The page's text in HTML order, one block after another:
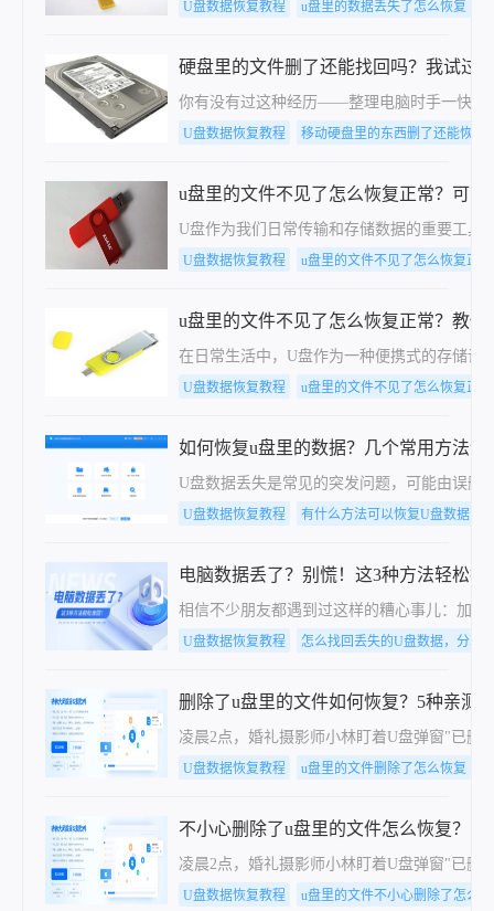
U盘数据恢复教程 u盘里的数据丢失了怎么恢复
硬盘里的文件删了还能找回吗？我试过
你有没有过这种经历——整理电脑时手一快，
U盘数据恢复教程 移动硬盘里的东西删了还能恢复
u盘里的文件不见了怎么恢复正常？可以
U盘作为我们日常传输和存储数据的重要工具
U盘数据恢复教程 u盘里的文件不见了怎么恢复正常
u盘里的文件不见了怎么恢复正常？教你
在日常生活中，U盘作为一种便携式的存储设
U盘数据恢复教程 u盘里的文件不见了怎么恢复正常
如何恢复u盘里的数据？几个常用方法详
U盘数据丢失是常见的突发问题，可能由误删
U盘数据恢复教程 有什么方法可以恢复U盘数据，
电脑数据丢了？别慌！这3种方法轻松找
相信不少朋友都遇到过这样的糟心事儿：加
U盘数据恢复教程 怎么找回丢失的U盘数据，分享
删除了u盘里的文件如何恢复？5种亲测
凌晨2点，婚礼摄影师小林盯着U盘弹窗"已
U盘数据恢复教程 u盘里的文件删除了怎么恢复
不小心删除了u盘里的文件怎么恢复？5
凌晨2点，婚礼摄影师小林盯着U盘弹窗"已
U盘数据恢复教程 u盘里的文件不小心删除了怎么